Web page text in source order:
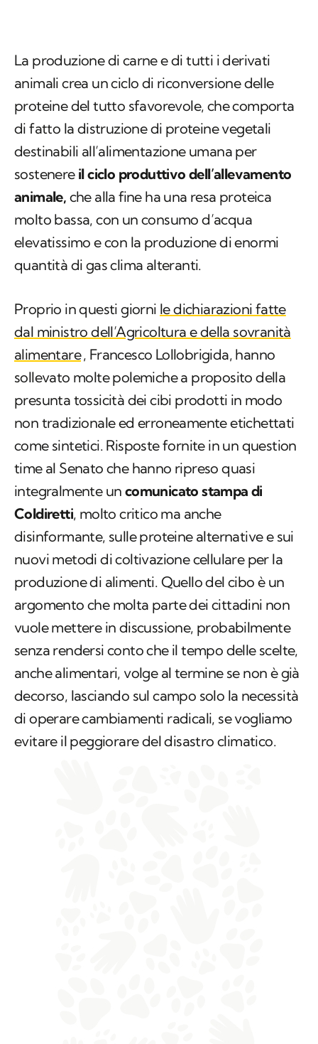
La produzione di carne e di tutti i derivati
animali crea un ciclo di riconversione delle
proteine del tutto sfavorevole, che comporta
di fatto la distruzione di proteine vegetali
destinabili all’alimentazione umana per
sostenereil ciclo produttivo dell’allevamento
animale, che alla fine ha una resa proteica
molto bassa, con un consumo d’acqua
elevatissimo e con la produzione di enormi
quantità di gas clima alteranti.
Proprio in questi giorni le dichiarazioni fatte
dal ministro dell’Agricoltura e della sovranità
alimentare, Francesco Lollobrigida, hanno
sollevato molte polemiche a proposito della
presunta tossicità dei cibi prodotti in modo
non tradizionale ed erroneamente etichettati
come sintetici. Risposte fornite in un question
timeal Senato che hanno ripreso quasi
integralmente un comunicato stampa di
Coldiretti, molto critico ma anche
disinformante, sulle proteine alternative e sui
nuovi metodi di coltivazione cellulare per la
produzione di alimenti. Quello del cibo è un
argomento che molta parte dei cittadini non
vuole mettere in discussione, probabilmente
senza rendersi conto che il tempo delle scelte,
anche alimentari, volge al termine se non è già
decorso, lasciando sul campo solo la necessità
di operare cambiamenti radicali, se vogliamo
evitare il peggiorare del disastro climatico.